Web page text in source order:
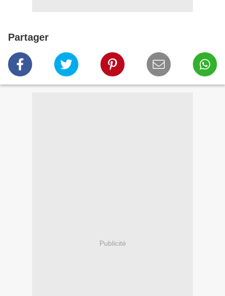
Partager
Publicité